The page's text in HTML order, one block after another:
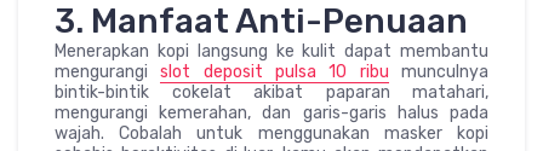
3. Manfaat Anti-Penuaan
Menerapkan kopi langsung ke kulit dapat membantu
mengurangislot deposit pulsa 10 ribu munculnya
bintik-bintik cokelat akibat paparan matahari,
mengurangi kemerahan, dan garis-garis halus pada
wajah. Cobalah untuk menggunakan masker kopi